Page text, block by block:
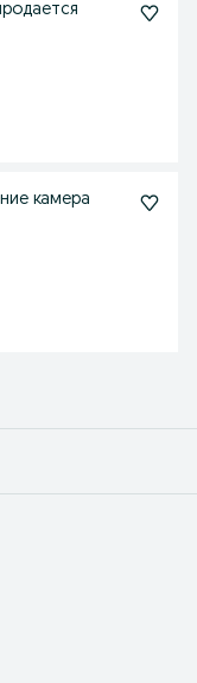
камера